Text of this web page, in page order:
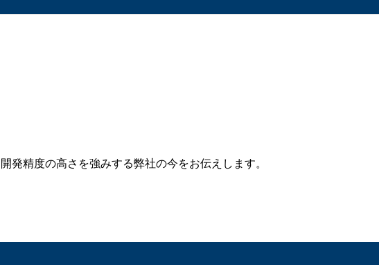
精度の高さを強みする弊社の今をお伝えします。